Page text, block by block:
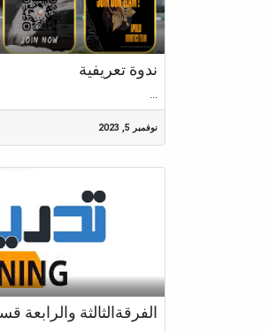
ندوة تعريفية
نوفمبر 5, 2023
الفرقةالثالثة والرابعة